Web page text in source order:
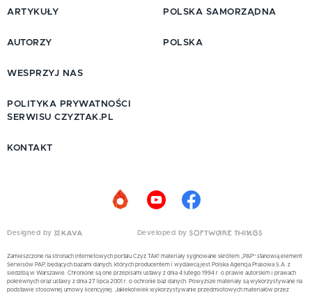
ARTYKUŁY
AUTORZY
POLSKA SAMORZĄDNA
POLSKA
WESPRZYJ NAS
POLITYKA PRYWATNOŚCI
SERWISU CZYZTAK.PL
KONTAKT
Designed by Developed by
Zamieszczone na stronach internetowych portalu Czyż TAK! materiały sygnowane skrótem „PAP” stanowią element
Serwisów PAP, będących bazami danych, których producentem i wydawcą jest Polska Agencja Prasowa S.A. z
siedzibą w Warszawie. Chronione są one przepisami ustawy z dnia 4 lutego 1994 r. o prawie autorskim i prawach
pokrewnych oraz ustawy z dnia 27 lipca 2001 r. o ochronie baz danych. Powyższe materiały są wykorzystywane na
podstawie stosownej umowy licencyjnej. Jakiekolwiek wykorzystywanie przedmiotowych materiałów przez